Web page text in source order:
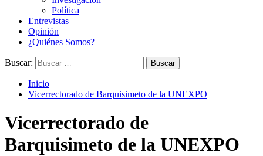
Política
Entrevistas
Opinión
¿Quiénes Somos?
Buscar:
Inicio
Vicerrectorado de Barquisimeto de la UNEXPO
Vicerrectorado de
Barquisimeto de la UNEXPO